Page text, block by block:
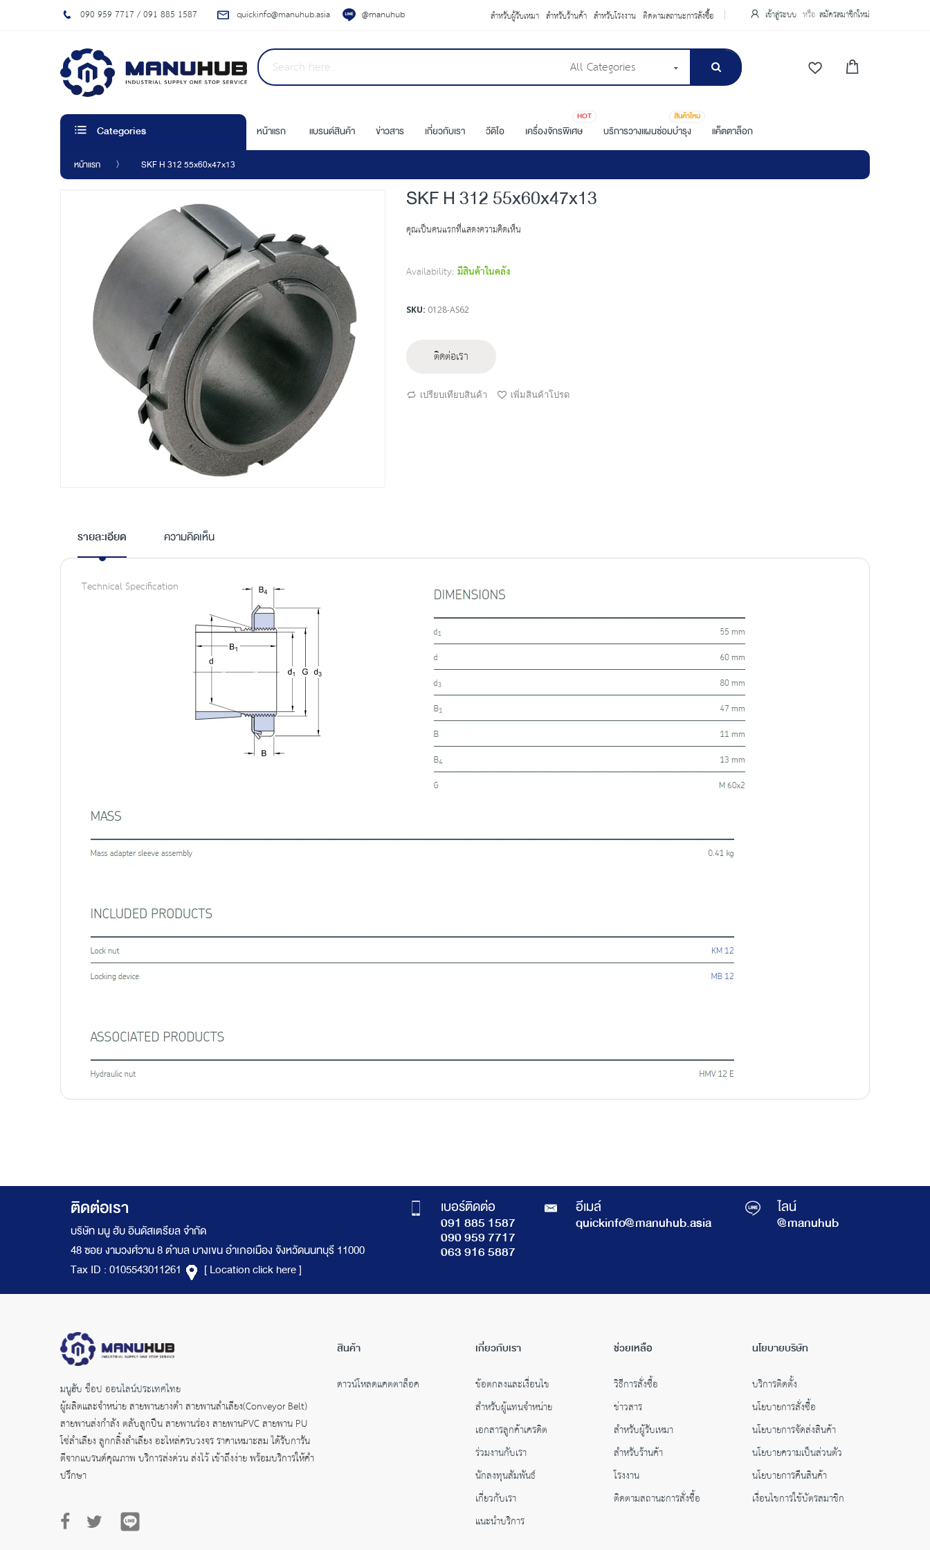
090 959 7717 / 091 885 1587 quickinfo@manuhub.asia @manuhub สำหรับผู้รับเหมา สำหรับร้านค้า สำหรับโรงงาน ติดตามสถานะการสั่งซื้อ เข้าสู่ระบบ สมัครสมาชิกใหม่
All Categories
Categories หน้าแรก แบรนด์สินค้า ข่าวสาร เกี่ยวกับเรา วีดิโอ เครื่องจักรพิเศษ
HOT
บริการวางแผนซ่อมบำรุง
สินค้าใหม่
แค็ตตาล็อก
หน้าแรก SKF H 312 55x60x47x13
beginning
of
images
SKF H 312 55x60x47x13
คุณเป็นคนแรกที่แสดงความคิดเห็น
Availability: มีสินค้าในคลัง
SKU 0128-AS62
ติดต่อเรา
เปรียบเทียบสินค้า เพิ่มสินค้าโปรด
รายละเอียด
Technical Specification
ความคิดเห็น
ติดต่อเรา
บริษัท มนู ฮับ อินดัสเตรียล จำกัด
48 ซอย งามวงศ์วาน 8 ตำบล บางเขน อำเภอเมือง จังหวัดนนทบุรี 11000
Tax ID : 0105543011261
[ Location click here ]
เบอร์ติดต่อ
091 885 1587
090 959 7717
063 916 5887
อีเมล์
quickinfo@manuhub.asia
ไลน์
@manuhub
มนูฮับ ช็อป ออนไลน์ประเทศไทย
ผู้ผลิตและจำหน่ายสายพานยางดำสายพานลำเลียง(Conveyor Belt)
สายพานส่งกำลังตลับลูกปืน สายพานร่อง สายพานPVC สายพาน PU
โซ่ลำเลียง ลูกกลิ้งลำเลียง อะไหล่ครบวงจร ราคาเหมาะสม ได้รับการัน
ตีจากแบรนด์คุณภาพ บริการส่งด่วน ส่งไว้ เข้าถึงง่าย พร้อมบริการให้คำ
ปรึกษา
สินค้า
ดาวน์โหลดแคตตาล็อค
เกี่ยวกับเรา
ข้อตกลงและเงื่อนไข
สำหรับผู้แทนจำหน่าย
เอกสารลูกค้าเครดิต
ร่วมงานกับเรา
นักลงทุนสัมพันธ์
เกี่ยวกับเรา
แนะนำบริการ
ช่วยเหลือ
วิธีการสั่งซื้อ
ข่าวสาร
สำหรับผู้รับเหมา
สำหรับร้านค้า
โรงงาน
ติดตามสถานะการสั่งซื้อ
นโยบายบริษัท
บริการติดตั้ง
นโยบายการสั่งซื้อ
นโยบายการจัดส่งสินค้า
นโยบายความเป็นส่วนตัว
นโยบายการคืนสินค้า
เงื่อนไขการใช้บัตรสมาชิก